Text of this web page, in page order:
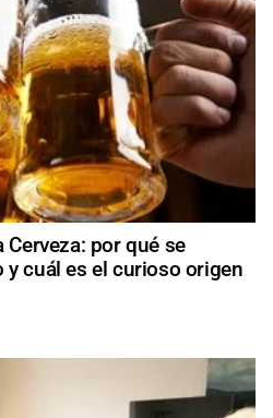
Cerveza: por qué se
y cuál es el curioso origen